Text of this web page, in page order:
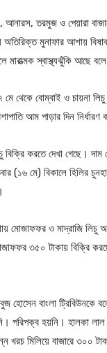
তরমুজ ও পেয়ারা
মুনাফার আশায়
স্বাস্থ্যঝুঁকি আছে
বোম্বাই ও চায়না লিচু
আম পাড়ার দিন নির্ধারণ
বিক্রি করতে দেখা গেছে।
(১৬ মে) বিকালে হিলির
মোজাফফর ও মাদ্রাজি লিচু
৩৫০ টাকায় বিক্রি
হোসেন বাংলা ট্রিবিউনকে
হয়নি। হালকা লাল
খরচ মিলিয়ে বাজারে ৩০০